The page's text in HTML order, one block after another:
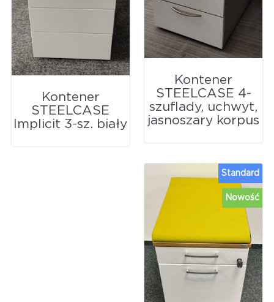
Kontener
STEELCASE
Implicit 3-sz. biały
Kontener
STEELCASE 4-
szuflady, uchwyt,
jasnoszary korpus
Nowość
Standard